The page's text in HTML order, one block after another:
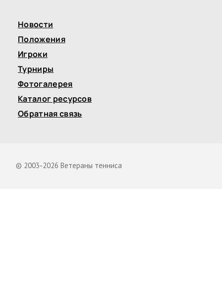
Новости
Положения
Игроки
Турниры
Фотогалерея
Каталог ресурсов
Обратная связь
© 2003-2026 Ветераны тенниса